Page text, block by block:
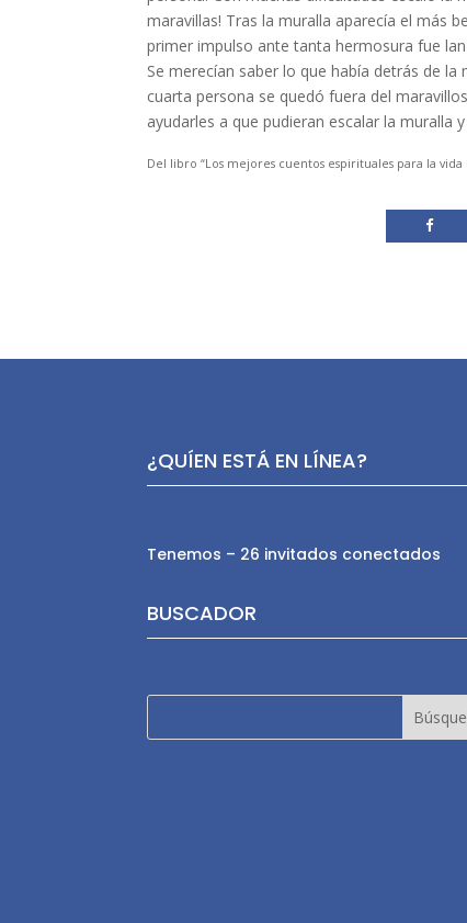
maravillas! Tras la muralla aparecía el más
primer impulso ante tanta hermosura fue
Se merecían saber lo que había detrás de
cuarta persona se quedó fuera del
ayudarles a que pudieran escalar la muralla
Del libro “Los mejores cuentos espirituales para la
¿QUÍEN ESTÁ EN LÍNEA?
Tenemos – 26 invitados conectados
BUSCADOR